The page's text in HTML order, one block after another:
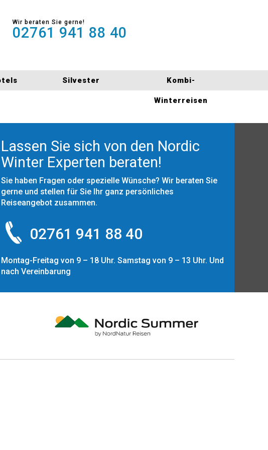
Wir beraten Sie gerne!
02761 941 88 40
Silvester Kombi-
Winterreisen
Lassen Sie sich von den Nordic
Winter Experten beraten!
Sie haben Fragen oder spezielle Wünsche? Wir beraten Sie
gerne und stellen für Sie Ihr ganz persönliches
Reiseangebot zusammen.
02761 941 88 40
Montag-Freitag von 9 – 18 Uhr. Samstag von 9 – 13 Uhr. Und
nach Vereinbarung